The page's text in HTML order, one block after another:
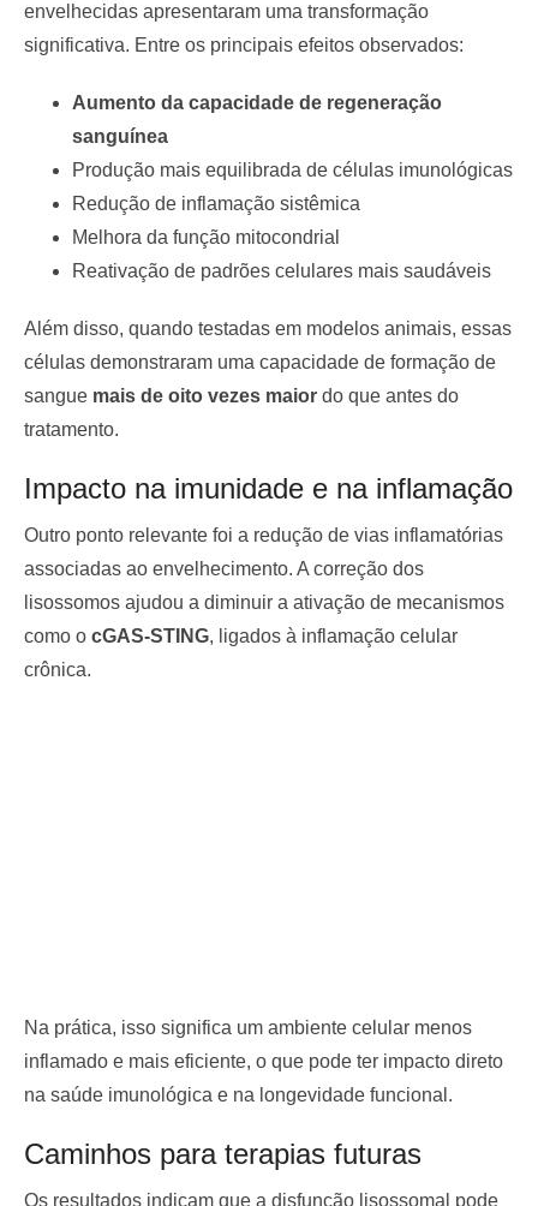
envelhecidas apresentaram uma transformação
significativa. Entre os principais efeitos observados:
Aumento da capacidade de regeneração
sanguínea
Produção mais equilibrada de células imunológicas
Redução de inflamação sistêmica
Melhora da função mitocondrial
Reativação de padrões celulares mais saudáveis
Além disso, quando testadas em modelos animais, essas
células demonstraram uma capacidade de formação de
sangue mais de oito vezes maior do que antes do
tratamento.
Impacto na imunidade e na inflamação
Outro ponto relevante foi a redução de vias inflamatórias
associadas ao envelhecimento. A correção dos
lisossomos ajudou a diminuir a ativação de mecanismos
como o cGAS-STING, ligados à inflamação celular
crônica.
Na prática, isso significa um ambiente celular menos
inflamado e mais eficiente, o que pode ter impacto direto
na saúde imunológica e na longevidade funcional.
Caminhos para terapias futuras
Os resultados indicam que a disfunção lisossomal pode